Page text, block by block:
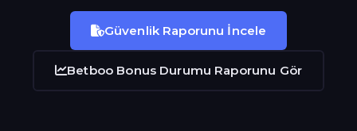
Güvenlik Raporunu İncele
Betboo Bonus Durumu Raporunu Gör